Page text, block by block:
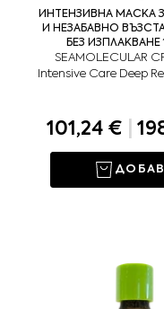
ИНТЕНЗИВНА МАСКА
И НЕЗАБАВНО
БЕЗ ИЗПЛАКВАНЕ
SEAMOLECULAR
Intensive Care Deep
101,24 €